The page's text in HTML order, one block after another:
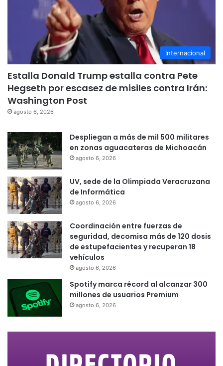
Internacional
Estalla Donald Trump estalla contra Pete
Hegseth por escasez de misiles contra Irán:
Washington Post
agosto 6, 2026
Despliegan a más de mil 500 militares
en zonas aguacateras de Michoacán
agosto 6, 2026
UV, sede de la Olimpiada Veracruzana
de Informática
agosto 6, 2026
Coordinación entre fuerzas de
seguridad, decomisa más de 120 dosis
de estupefacientes y recuperan 18
vehículos
agosto 6, 2026
Spotify marca récord al alcanzar 300
millones de usuarios Premium
agosto 6, 2026